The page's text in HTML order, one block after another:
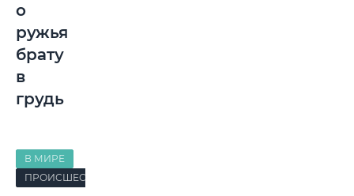
о
ружья
брату
в
грудь
В МИРЕ
ПРОИСШЕСТВИЯ